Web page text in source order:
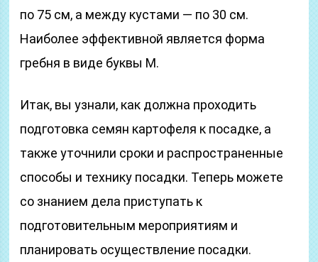
по 75 см, а между кустами — по 30 см.
Наиболее эффективной является форма
гребня в виде буквы М.
Итак, вы узнали, как должна проходить
подготовка семян картофеля к посадке, а
также уточнили сроки и распространенные
способы и технику посадки. Теперь можете
со знанием дела приступать к
подготовительным мероприятиям и
планировать осуществление посадки.